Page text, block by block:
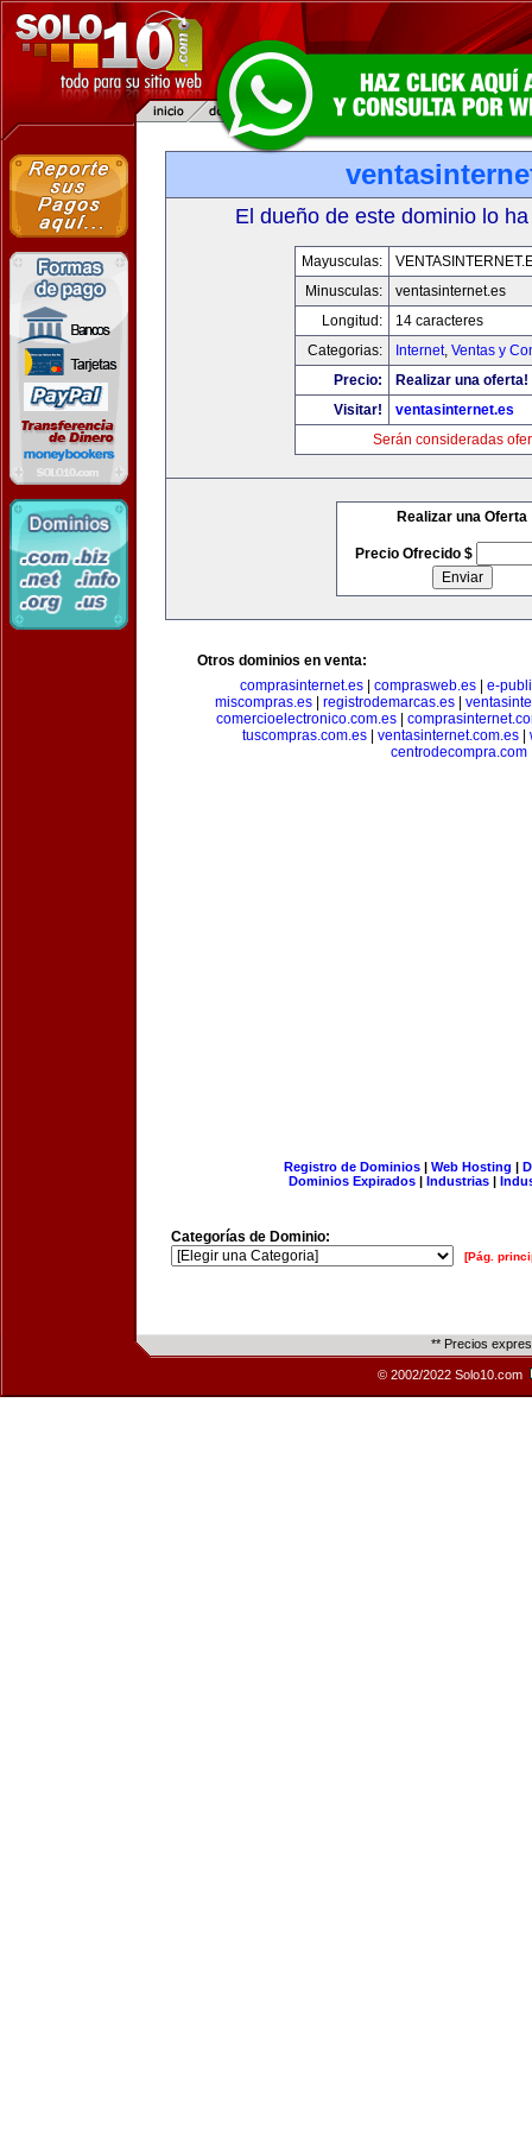
El dueño de este dominio lo
Mayusculas:
Minusculas:
ventasinternet.es
Longitud:
14 caracteres
Categorias:
Internet, Ventas y
Precio:
Realizar una oferta!
Visitar!
ventasinternet.es
Serán consideradas
Realizar una Oferta
Precio Ofrecido $
Otros dominios en venta:
comprasinternet.es
comprasweb.es
e-
miscompras.es
registrodemarcas.es
comercioelectronico.com.es
tuscompras.com.es| ventasinternet.com.es|
centrodecompra.com
Registro de Dominios| Web Hosting |
Dominios Expirados | Industrias |
Categorías de Dominio:
[Pág.
** Precios
© 2002/2022 Solo10.com